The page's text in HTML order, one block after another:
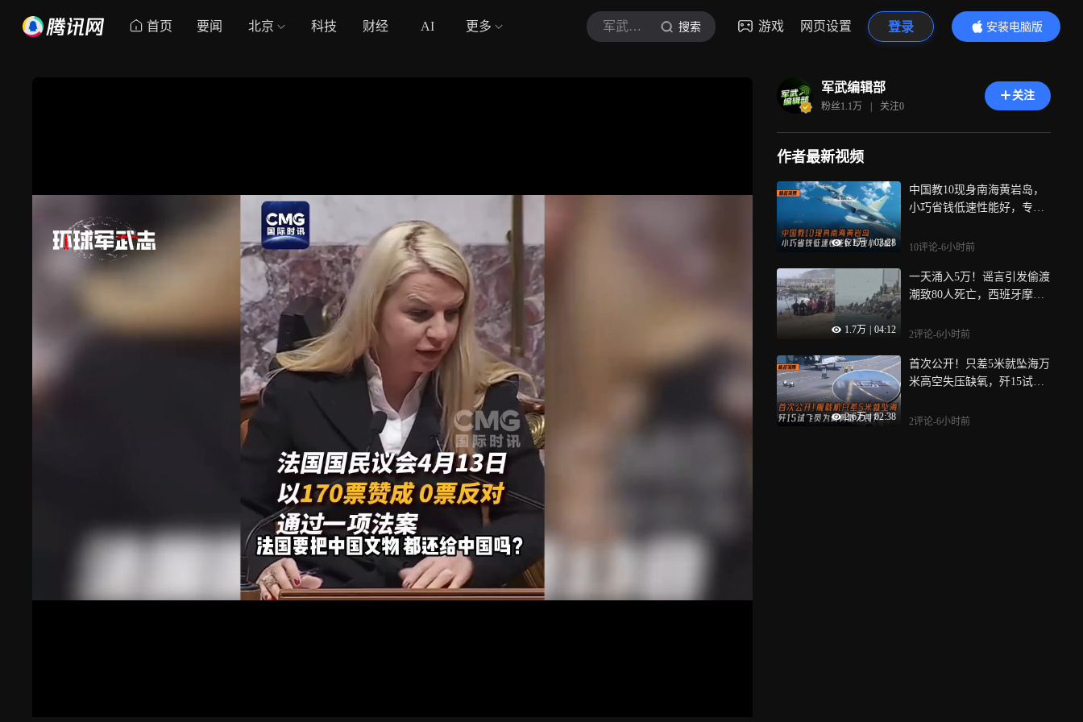
首页 要闻 北京 科技 财经 AI 更多 军武编辑部 搜索 游戏 网页设置 登录
安装电脑版
内容更精彩
军武编辑部
粉丝1.1万 | 关注0
关注
作者最新视频
6.1万 | 03:28
中国教10现身南海黄岩岛，
小巧省钱低速性能好，专克
10评论-6小时前
1.7万 04:12
一天涌入5万！谣言引发偷渡
潮致80人死亡，西班牙摩洛
2评论-6小时前
2.6万 | 02:38
首次公开！只差5米就坠海万
米高空失压缺氧，歼15试飞
2评论-6小时前